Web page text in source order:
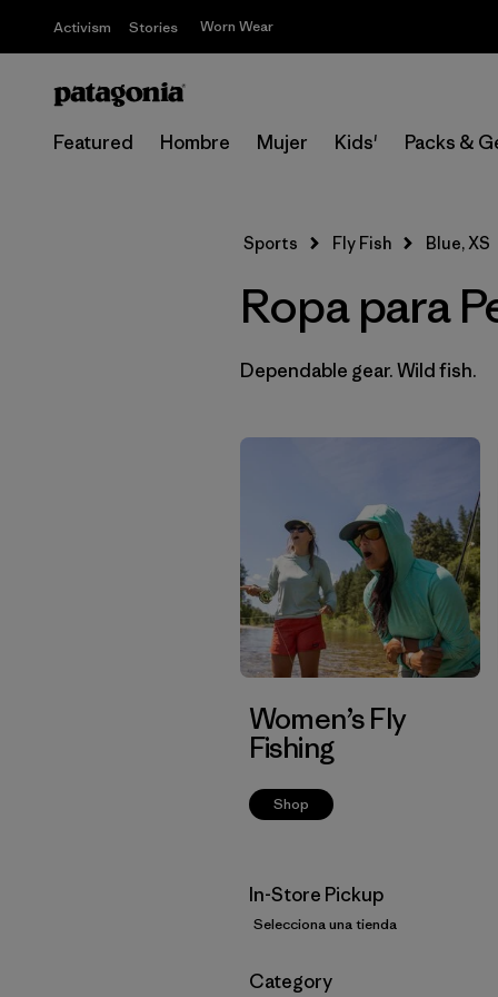
Activism Stories Worn Wear
Featured Hombre Mujer Kids' Packs &
Sports Fly Fish Blue, XS
Ropa para
Dependable gear. Wild fish.
Women’s Fly
Fishing
Shop
In-Store Pickup
Selecciona una tienda
Filtrar por
Category